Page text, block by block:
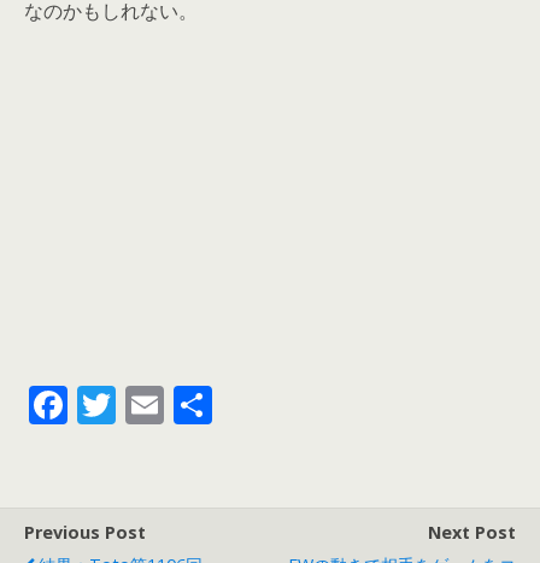
なのかもしれない。
F
b
T
er
E
Previous Post
Next Post